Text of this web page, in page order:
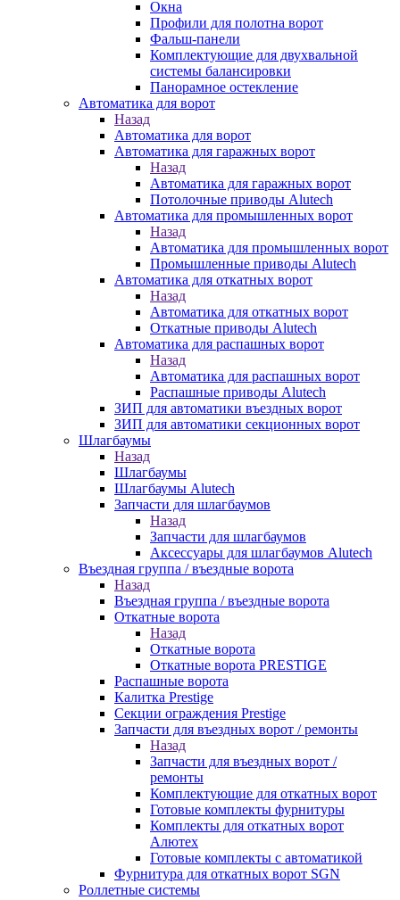
Окна
Профили для полотна ворот
Фальш-панели
Комплектующие для двухвальной
системы балансировки
Панорамное остекление
Автоматика для ворот
Назад
Автоматика для ворот
Автоматика для гаражных ворот
Назад
Автоматика для гаражных ворот
Потолочные приводы Alutech
Автоматика для промышленных ворот
Назад
Автоматика для промышленных ворот
Промышленные приводы Alutech
Автоматика для откатных ворот
Назад
Автоматика для откатных ворот
Откатные приводы Alutech
Автоматика для распашных ворот
Назад
Автоматика для распашных ворот
Распашные приводы Alutech
ЗИП для автоматики въездных ворот
ЗИП для автоматики секционных ворот
Шлагбаумы
Назад
Шлагбаумы
Шлагбаумы Alutech
Запчасти для шлагбаумов
Назад
Запчасти для шлагбаумов
Аксессуары для шлагбаумов Alutech
Въездная группа / въездные ворота
Назад
Въездная группа / въездные ворота
Откатные ворота
Назад
Откатные ворота
Откатные ворота PRESTIGE
Распашные ворота
Калитка Prestige
Секции ограждения Prestige
Запчасти для въездных ворот / ремонты
Назад
Запчасти для въездных ворот /
ремонты
Комплектующие для откатных ворот
Готовые комплекты фурнитуры
Комплекты для откатных ворот
Алютех
Готовые комплекты с автоматикой
Фурнитура для откатных ворот SGN
Роллетные системы